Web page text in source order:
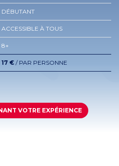
DÉBUTANT
ACCESSIBLE À TOUS
8+
17 € / PAR PERSONNE
VOTRE EXPÉRIENCE